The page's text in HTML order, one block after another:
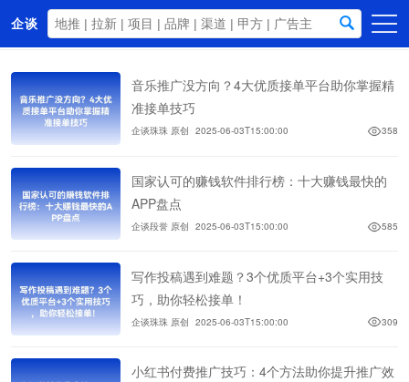
企谈
商务资源
资讯动态
关于我们
音乐推广没方向？4大优质接单平台助你掌握精
准接单技巧
企谈珠珠 原创 2025-06-03T15:00:00 358
国家认可的赚钱软件排行榜：十大赚钱最快的
APP盘点
企谈段誉 原创 2025-06-03T15:00:00 585
写作投稿遇到难题？3个优质平台+3个实用技
巧，助你轻松接单！
企谈珠珠 原创 2025-06-03T15:00:00 309
小红书付费推广技巧：4个方法助你提升推广效